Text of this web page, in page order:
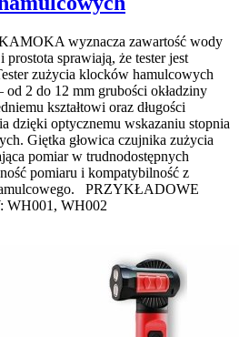
wyznacza zawartość wody
sprawiają, że tester jest
zużycia klocków hamulcowych
od 2 do 12 mm grubości okładziny
kształtowi oraz długości
optycznemu wskazaniu stopnia
Giętka głowica czujnika zużycia
pomiar w trudnodostępnych
pomiaru i kompatybilność z
PRZYKŁADOWE
WH001, WH002